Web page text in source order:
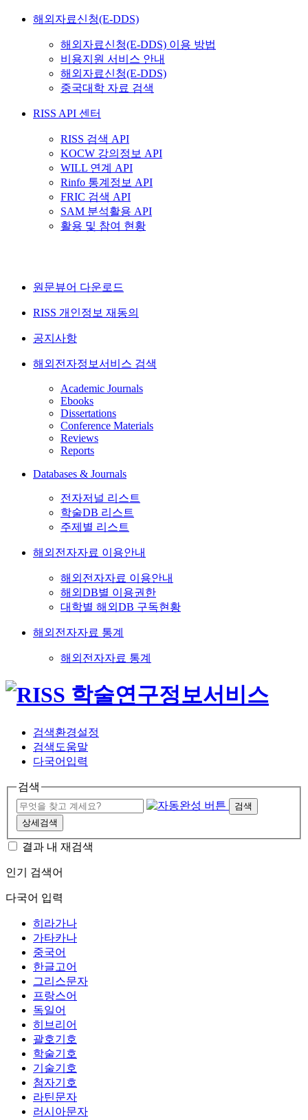
해외자료신청(E-DDS)
해외자료신청(E-DDS) 이용 방법
비용지원 서비스 안내
해외자료신청(E-DDS)
중국대학 자료 검색
RISS API 센터
RISS 검색 API
KOCW 강의정보 API
WILL 연계 API
Rinfo 통계정보 API
FRIC 검색 API
SAM 분석활용 API
활용 및 참여 현황
원문뷰어 다운로드
RISS 개인정보 재동의
공지사항
해외전자정보서비스 검색
Academic Journals
Ebooks
Dissertations
Conference Materials
Reviews
Reports
Databases & Journals
전자저널 리스트
학술DB 리스트
주제별 리스트
해외전자자료 이용안내
해외전자자료 이용안내
해외DB별 이용권한
대학별 해외DB 구독현황
해외전자자료 통계
해외전자자료 통계
검색환경설정
검색도움말
다국어입력
검색
검색
상세검색
결과 내 재검색
인기 검색어
다국어 입력
히라가나
가타카나
중국어
한글고어
그리스문자
프랑스어
독일어
히브리어
괄호기호
학술기호
기술기호
첨자기호
라틴문자
러시아문자